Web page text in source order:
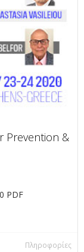
Prevention &
PDF
Πληροφορίες